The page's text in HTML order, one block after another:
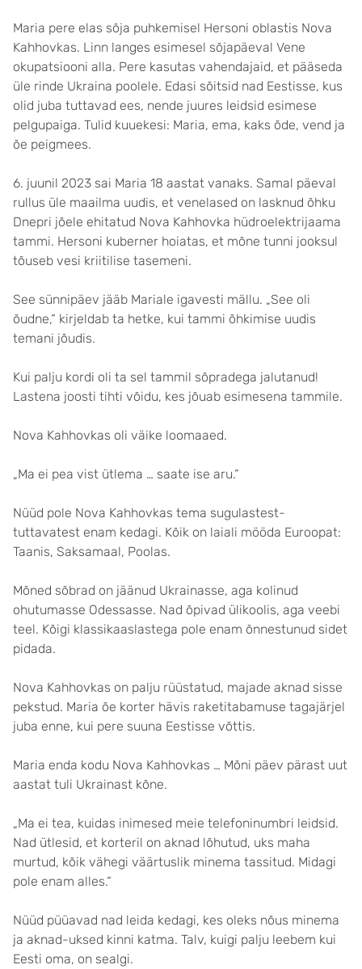
Maria pere elas sõja puhkemisel Hersoni oblastis Nova
Kahhovkas. Linn langes esimesel sõjapäeval Vene
okupatsiooni alla. Pere kasutas vahendajaid, et pääseda
üle rinde Ukraina poolele. Edasi sõitsid nad Eestisse, kus
olid juba tuttavad ees, nende juures leidsid esimese
pelgupaiga. Tulid kuuekesi: Maria, ema, kaks õde, vend ja
õe peigmees.
6. juunil 2023 sai Maria 18 aastat vanaks. Samal päeval
rullus üle maailma uudis, et venelased on lasknud õhku
Dnepri jõele ehitatud Nova Kahhovka hüdroelektrijaama
tammi. Hersoni kuberner hoiatas, et mõne tunni jooksul
tõuseb vesi kriitilise tasemeni.
See sünnipäev jääb Mariale igavesti mällu. „See oli
õudne,“ kirjeldab ta hetke, kui tammi õhkimise uudis
temani jõudis.
Kui palju kordi oli ta sel tammil sõpradega jalutanud!
Lastena joosti tihti võidu, kes jõuab esimesena tammile.
Nova Kahhovkas oli väike loomaaed.
„Ma ei pea vist ütlema … saate ise aru.“
Nüüd pole Nova Kahhovkas tema sugulastest-
tuttavatest enam kedagi. Kõik on laiali mööda Euroopat:
Taanis, Saksamaal, Poolas.
Mõned sõbrad on jäänud Ukrainasse, aga kolinud
ohutumasse Odessasse. Nad õpivad ülikoolis, aga veebi
teel. Kõigi klassikaaslastega pole enam õnnestunud sidet
pidada.
Nova Kahhovkas on palju rüüstatud, majade aknad sisse
pekstud. Maria õe korter hävis raketitabamuse tagajärjel
juba enne, kui pere suuna Eestisse võttis.
Maria enda kodu Nova Kahhovkas … Mõni päev pärast uut
aastat tuli Ukrainast kõne.
„Ma ei tea, kuidas inimesed meie telefoninumbri leidsid.
Nad ütlesid, et korteril on aknad lõhutud, uks maha
murtud, kõik vähegi väärtuslik minema tassitud. Midagi
pole enam alles.“
Nüüd püüavad nad leida kedagi, kes oleks nõus minema
ja aknad-uksed kinni katma. Talv, kuigi palju leebem kui
Eesti oma, on sealgi.